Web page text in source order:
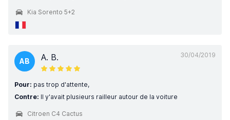
Kia Sorento 5+2
30/04/2019
AB A. B.
Pour: pas trop d'attente,
Contre: Il y'avait plusieurs railleur autour de la voiture
Citroen C4 Cactus